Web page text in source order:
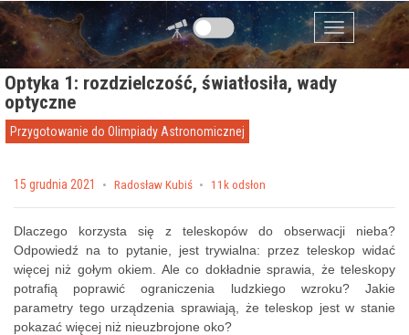
Przejdź do zawartości
Menu
Optyka 1: rozdzielczość, światłosiła, wady
optyczne
Przygotowanie do Olimpiady Astronomicznej
Posted on
15 grudnia 2021 by Radosław Kubiś 11k odsłon
Dlaczego korzysta się z teleskopów do obserwacji nieba?
Odpowiedź na to pytanie, jest trywialna: przez teleskop widać
więcej niż gołym okiem. Ale co dokładnie sprawia, że teleskopy
potrafią poprawić ograniczenia ludzkiego wzroku? Jakie
parametry tego urządzenia sprawiają, że teleskop jest w stanie
pokazać więcej niż nieuzbrojone oko?